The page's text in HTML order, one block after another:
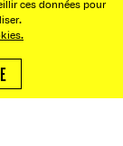
ces données pour